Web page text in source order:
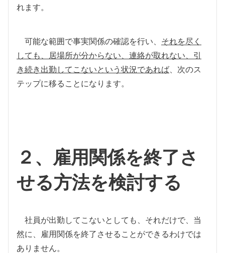
れます。
可能な範囲で事実関係の確認を行い、 それを尽く
しても、居場所が分からない、連絡が取れない、引
き続き出勤してこないという状況であれば 、次のス
テップに移ることになります。
２、雇用関係を終了さ
せる方法を検討する
社員が出勤してこないとしても、それだけで、当
然に、雇用関係を終了させることができるわけでは
ありません。